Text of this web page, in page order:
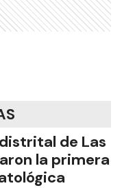
de Las
la primera